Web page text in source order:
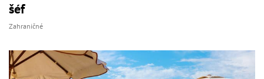
šéf
Zahraničné